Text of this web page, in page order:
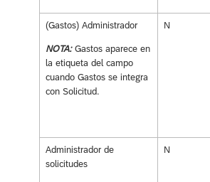
(Gastos) Administrador
NOTA:Gastos aparece en
la etiqueta del campo
cuando Gastos se integra
con Solicitud.
N
Administrador de
solicitudes
N